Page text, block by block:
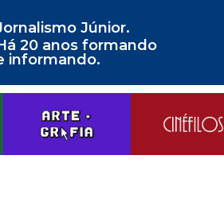
Júnior.
20 anos formando
informando.